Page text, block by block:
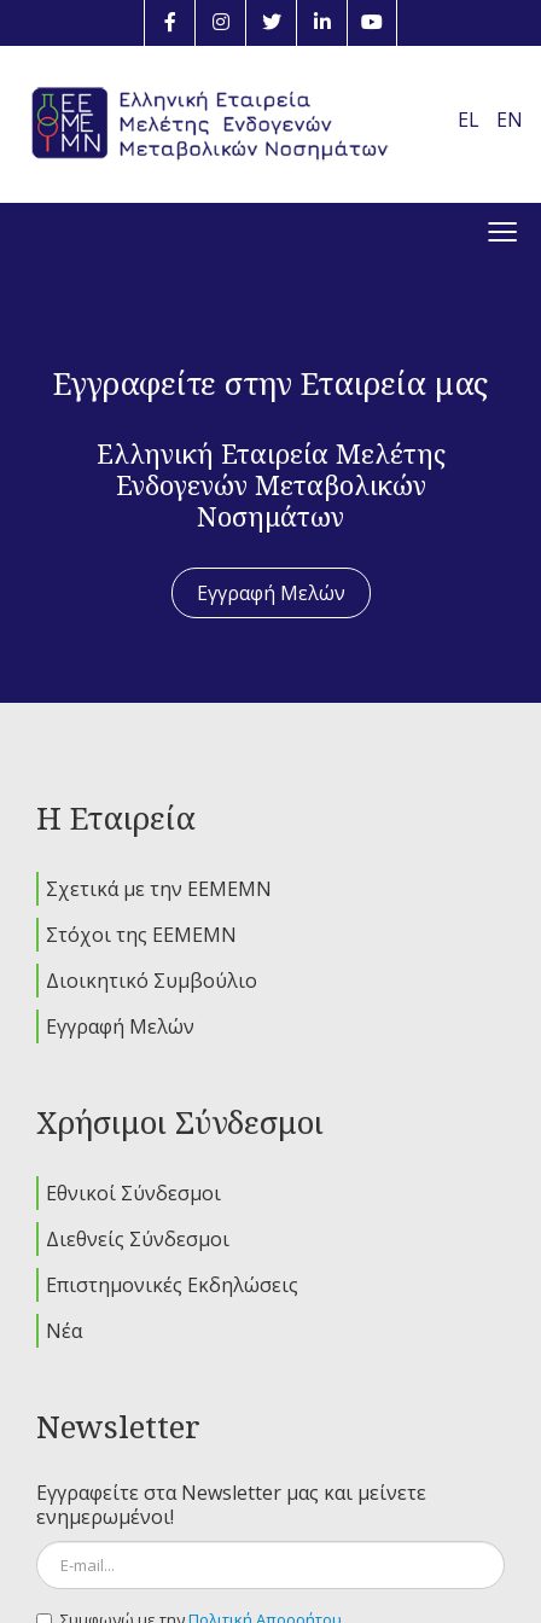
EL EN
≡
Εγγραφείτε στην Εταιρεία μας
Ελληνική Εταιρεία Μελέτης
Ενδογενών Μεταβολικών
Νοσημάτων
Εγγραφή Μελών
Η Εταιρεία
Σχετικά με την ΕΕΜΕΜΝ
Στόχοι της ΕΕΜΕΜΝ
Διοικητικό Συμβούλιο
Εγγραφή Μελών
Χρήσιμοι Σύνδεσμοι
Εθνικοί Σύνδεσμοι
Διεθνείς Σύνδεσμοι
Επιστημονικές Εκδηλώσεις
Νέα
Newsletter
Εγγραφείτε στα Newsletter μας και μείνετε
ενημερωμένοι!